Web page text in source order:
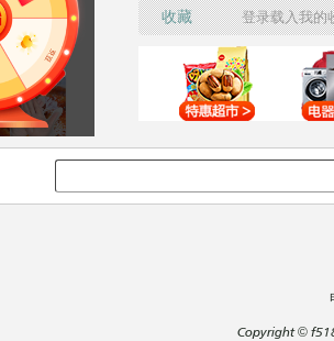
收藏 登录载入我
Copyright©